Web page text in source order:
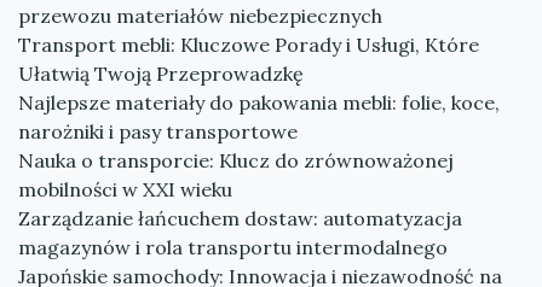
przewozu materiałów niebezpiecznych
Transport mebli: Kluczowe Porady i Usługi, Które
Ułatwią Twoją Przeprowadzkę
Najlepsze materiały do pakowania mebli: folie, koce,
narożniki i pasy transportowe
Nauka o transporcie: Klucz do zrównoważonej
mobilności w XXI wieku
Zarządzanie łańcuchem dostaw: automatyzacja
magazynów i rola transportu intermodalnego
Japońskie samochody: Innowacja i niezawodność na